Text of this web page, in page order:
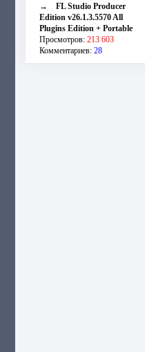
→ FL Studio Producer
Edition v26.1.3.5570 All
Plugins Edition + Portable
Просмотров: 213 603
Комментариев: 28